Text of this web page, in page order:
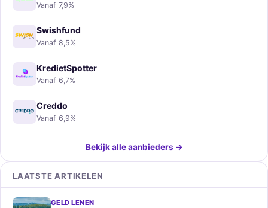
Vanaf 7,9%
Swishfund
Vanaf 8,5%
KredietSpotter
Vanaf 6,7%
Creddo
Vanaf 6,9%
Bekijk alle aanbieders →
LAATSTE ARTIKELEN
GELD LENEN